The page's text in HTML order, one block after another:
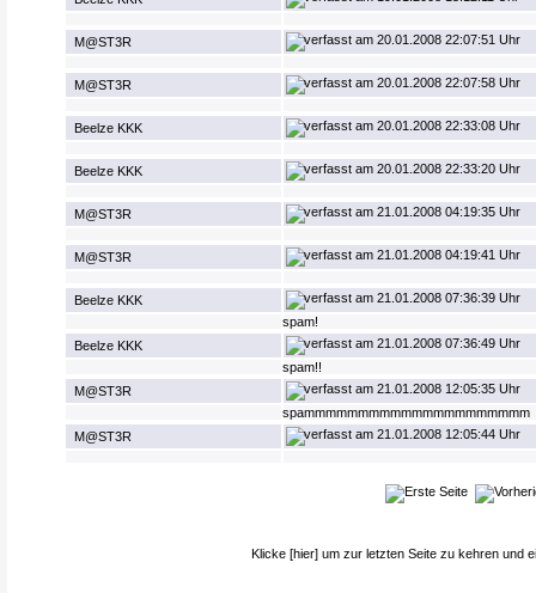
M@ST3R 20.01.2008 22:07:51 Uhr
M@ST3R 20.01.2008 22:07:58 Uhr
Beelze KKK 20.01.2008 22:33:08 Uhr
Beelze KKK 20.01.2008 22:33:20 Uhr
M@ST3R 21.01.2008 04:19:35 Uhr
M@ST3R 21.01.2008 04:19:41 Uhr
Beelze KKK
21.01.2008 07:36:39 Uhr
spam!
Beelze KKK
21.01.2008 07:36:49 Uhr
spam!!
M@ST3R
21.01.2008 12:05:35 Uhr
spammmmmmmmmmmmmmmmmmmmm
M@ST3R
21.01.2008 12:05:44 Uhr
Klicke [hier] um zur letzten Seite zu kehren und